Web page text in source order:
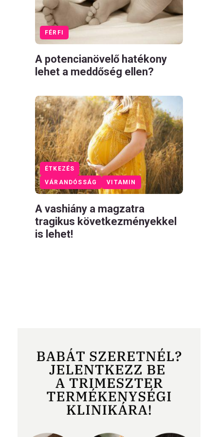
FÉRFI
A potencianövelő hatékony
lehet a meddőség ellen?
VÁRANDÓSSÁG VITAMIN
ÉTKEZÉS
A vashiány a magzatra
tragikus következményekkel
is lehet!